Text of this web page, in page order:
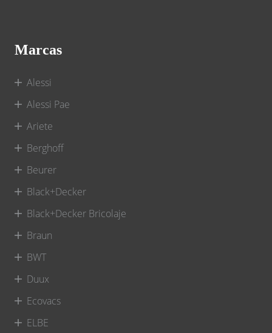
Marcas
Alessi
Alessi Pae
Ariete
Berghoff
Beurer
Black+Decker
Black+Decker Bricolaje
Braun
BWT
Duux
Ecovacs
ELBE